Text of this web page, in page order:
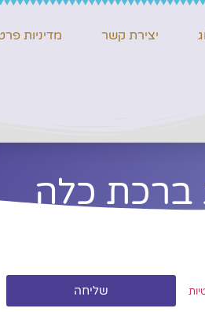
יצירת קשר מדיניות
ברכת כלה
שליחה